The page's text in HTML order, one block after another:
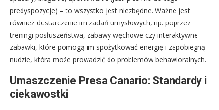
predyspozycje) – to wszystko jest niezbędne. Ważne jest
również dostarczenie im zadań umysłowych, np. poprzez
treningi posłuszeństwa, zabawy węchowe czy interaktywne
zabawki, które pomogą im spożytkować energię i zapobiegną
nudzie, która może prowadzić do problemów behawioralnych.
Umaszczenie Presa Canario: Standardy i
ciekawostki